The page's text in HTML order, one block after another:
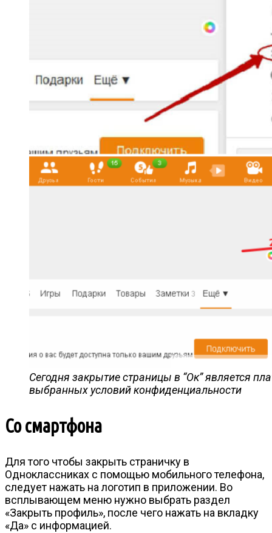
Сегодня закрытие страницы в “Ок” является
выбранных условий конфиденциальности
Со смартфона
Для того чтобы закрыть страничку в
Одноклассниках с помощью мобильного телефона,
следует нажать на логотип в приложении. Во
всплывающем меню нужно выбрать раздел
«Закрыть профиль», после чего нажать на вкладку
«Да» с информацией.